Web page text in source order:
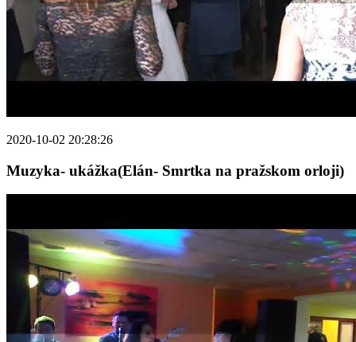
2020-10-02 20:28:26
Muzyka- ukážka(Elán- Smrtka na pražskom orloji)